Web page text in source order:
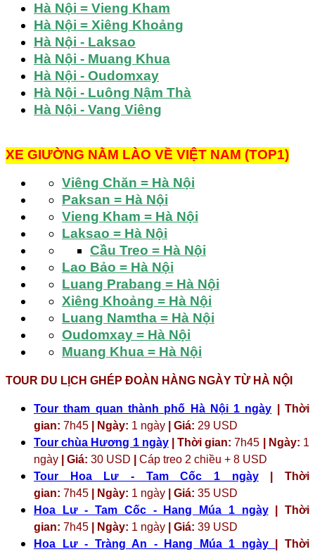
Hà Nội = Vieng Kham
Hà Nội = Xiêng Khoảng
Hà Nội - Laksao
Hà Nội - Muang Khua
Hà Nội - Oudomxay
Hà Nội - Luông Nậm Thà
Hà Nội - Vang Viêng
XE GIƯỜNG NẰM LÀO VỀ VIỆT NAM (TOP1)
Viêng Chăn = Hà Nội
Paksan = Hà Nội
Vieng Kham = Hà Nội
Laksao = Hà Nội
Cầu Treo = Hà Nội
Lao Bảo = Hà Nội
Luang Prabang = Hà Nội
Xiêng Khoảng = Hà Nội
Luang Namtha = Hà Nội
Oudomxay = Hà Nội
Muang Khua = Hà Nội
TOUR DU LỊCH GHÉP ĐOÀN HÀNG NGÀY TỪ HÀ NỘI
Tour tham quan thành phố Hà Nội 1 ngày | Thời
gian: 7h45 | Ngày: 1 ngày | Giá: 29 USD
Tour chùa Hương 1 ngày| Thời gian: 7h45 | Ngày: 1
ngày | Giá: 30 USD
Cáp treo 2 chiều + 8 USD
Tour Hoa Lư - Tam Cốc 1 ngày| Thời
gian: 7h45 | Ngày: 1 ngày | Giá: 35 USD
Hoa Lư - Tam Cốc - Hang Múa 1 ngày| Thời
gian: 7h45 | Ngày: 1 ngày | Giá: 39 USD
Hoa Lư - Tràng An - Hang Múa 1 ngày
| Thời